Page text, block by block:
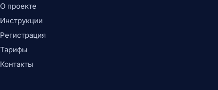
О проекте
Инструкции
Регистрация
Тарифы
Контакты